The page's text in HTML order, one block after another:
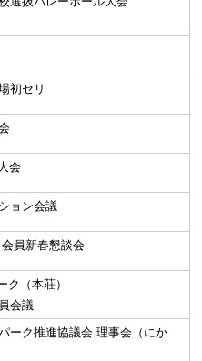
初セリ
会
ョン会議
員新春懇談会
ク（本荘）
会議
ーク推進協議会 理事会（にか